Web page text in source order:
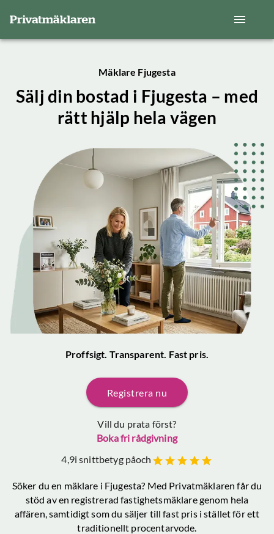
Mäklare Fjugesta
Sälj din bostad i Fjugesta – med
rätt hjälp hela vägen
Proffsigt. Transparent. Fast pris.
Registrera nu
Vill du prata först?
Boka fri rådgivning
4,9i snittbetyg påoch
Söker du en mäklare i Fjugesta? Med Privatmäklaren får du
stöd av en registrerad fastighetsmäklare genom hela
affären, samtidigt som du säljer till fast pris i stället för ett
traditionellt procentarvode.